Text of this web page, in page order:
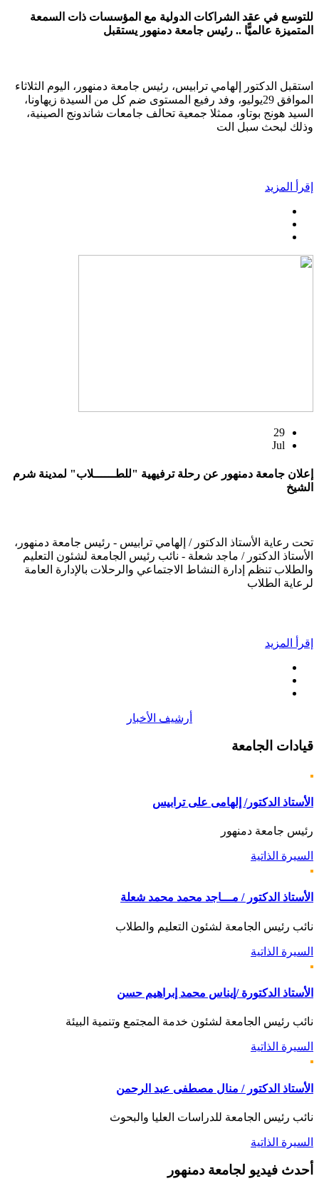
للتوسع في عقد الشراكات الدولية مع المؤسسات ذات السمعة
المتميزة عالميًّا .. رئيس جامعة دمنهور يستقبل
استقبل الدكتور إلهامي ترابيس، رئيس جامعة دمنهور، اليوم الثلاثاء
الموافق 29يوليو، وفد رفيع المستوى ضم كل من السيدة زيهاونا،
السيد هونج بوتاو، ممثلا جمعية تحالف جامعات شاندونج الصينية،
وذلك لبحث سبل الت
إقرأ المزيد
29
Jul
إعلان جامعة دمنهور عن رحلة ترفيهية "للطــــــلاب" لمدينة شرم
الشيخ
تحت رعاية الأستاذ الدكتور / إلهامي ترابيس - رئيس جامعة دمنهور،
الأستاذ الدكتور / ماجد شعلة - نائب رئيس الجامعة لشئون التعليم
والطلاب تنظم إدارة النشاط الاجتماعي والرحلات بالإدارة العامة
لرعاية الطلاب
إقرأ المزيد
أرشيف الأخبار
قيادات الجامعة
الأستاذ الدكتور/ إلهامى على ترابيس
رئيس جامعة دمنهور
السيرة الذاتية
الأستاذ الدكتور / مـــاجد محمد محمد شعلة
نائب رئيس الجامعة لشئون التعليم والطلاب
السيرة الذاتية
الأستاذ الدكتورة /إيناس محمد إبراهيم حسن
نائب رئيس الجامعة لشئون خدمة المجتمع وتنمية البيئة
السيرة الذاتية
الأستاذ الدكتور / منال مصطفى عبد الرحمن
نائب رئيس الجامعة للدراسات العليا والبحوث
السيرة الذاتية
أحدث فيديو لجامعة دمنهور